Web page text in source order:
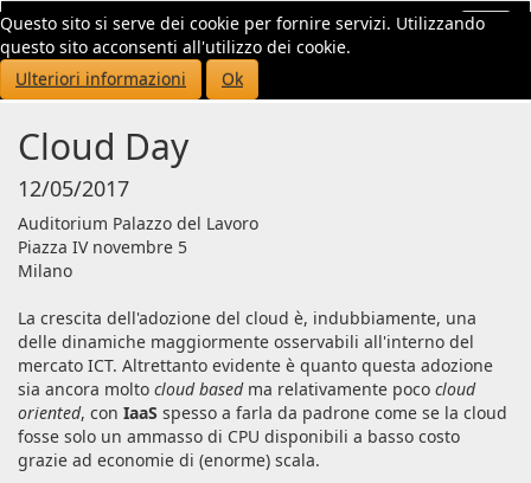
Questo sito si serve dei cookie per fornire servizi. Utilizzando
questo sito acconsenti all'utilizzo dei cookie.
Ulteriori informazioni
Ok
Cloud Day
12/05/2017
Auditorium Palazzo del Lavoro
Piazza IV novembre 5
Milano
La crescita dell'adozione del cloud è, indubbiamente, una
delle dinamiche maggiormente osservabili all'interno del
mercato ICT. Altrettanto evidente è quanto questa adozione
sia ancora molto cloud basedma relativamente poco cloud
oriented, con IaaS spesso a farla da padrone come se la cloud
fosse solo un ammasso di CPU disponibili a basso costo
grazie ad economie di (enorme) scala.